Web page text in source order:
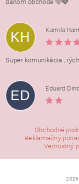
danom obchode 🩵🩶
KH
Kamila
Super komunikácia ,
ED Eduard
Obchodné
Reklamačný
Vernostný
2026